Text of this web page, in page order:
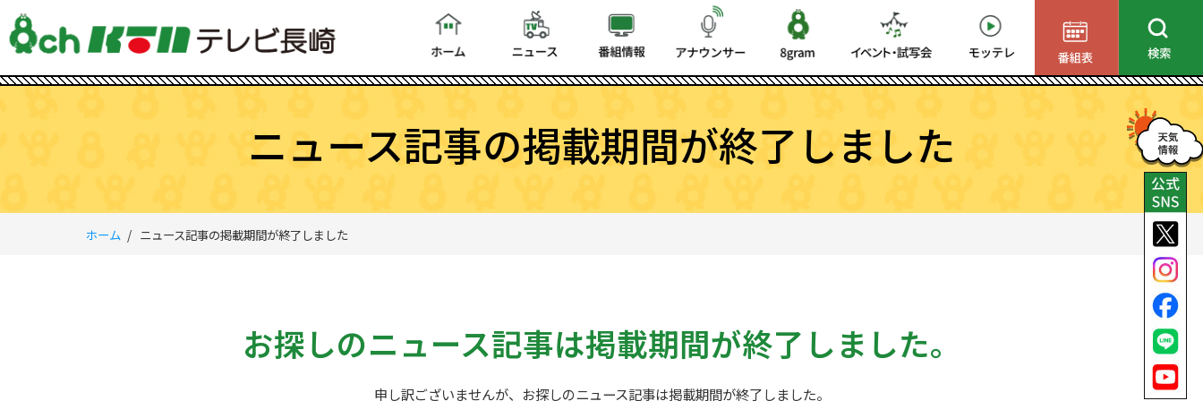
ニュース記事の掲載期間が終了しました
ホーム ニュース記事の掲載期間が終了しました
お探しのニュース記事は掲載期間が終了しました。
申し訳ございませんが、お探しのニュース記事は掲載期間が終了しました。